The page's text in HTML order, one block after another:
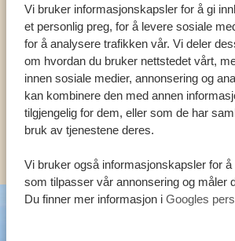
Vi bruker informasjonskapsler for å gi
et personlig preg, for å levere sosiale
for å analysere trafikken vår. Vi deler
om hvordan du bruker nettstedet vårt,
innen sosiale medier, annonsering og
kan kombinere den med annen
tilgjengelig for dem, eller som de har
bruk av tjenestene deres.
Vi bruker også informasjonskapsler for å
som tilpasser vår annonsering og måler
Du finner mer informasjon i Googles
VÅRE SPESIALISTER ER HER
DEG
NORSK:+31 174
ANDRE LAND